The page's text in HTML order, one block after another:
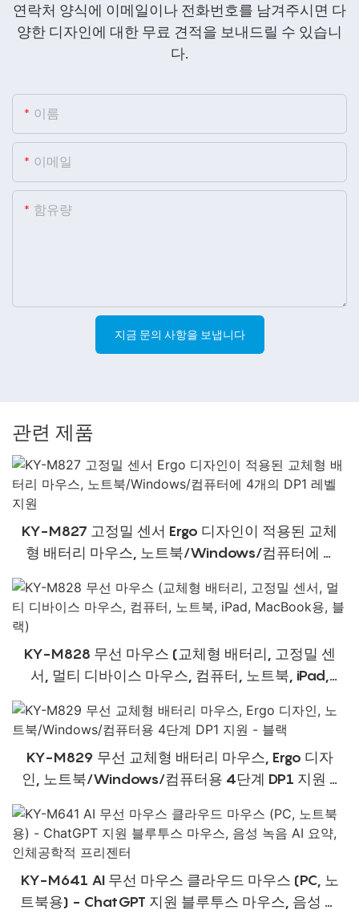
연락처 양식에 이메일이나 전화번호를 남겨주시면 다
양한 디자인에 대한 무료 견적을 보내드릴 수 있습니
다.
이름
이메일
함유량
지금 문의 사항을 보냅니다
관련 제품
KY-M827 고정밀 센서 Ergo 디자인이 적용된 교체
형 배터리 마우스, 노트북/Windows/컴퓨터에 4
KY-M828 무선 마우스 (교체형 배터리, 고정밀 센
서, 멀티 디바이스 마우스, 컴퓨터, 노트북, iPad,
KY-M829 무선 교체형 배터리 마우스, Ergo 디자
인, 노트북/Windows/컴퓨터용 4단계 DP1 지원 -
KY-M641 AI 무선 마우스 클라우드 마우스 (PC, 노
트북용) - ChatGPT 지원 블루투스 마우스, 음성 녹